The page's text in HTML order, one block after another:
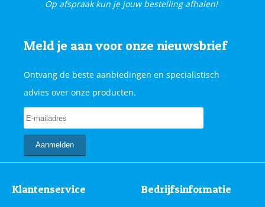
Op afspraak kun je jouw bestelling afhalen!
Meld je aan voor onze nieuwsbrief
Ontvang de beste aanbiedingen en specialistisch
advies over onze producten.
Klantenservice Bedrijfsinformatie